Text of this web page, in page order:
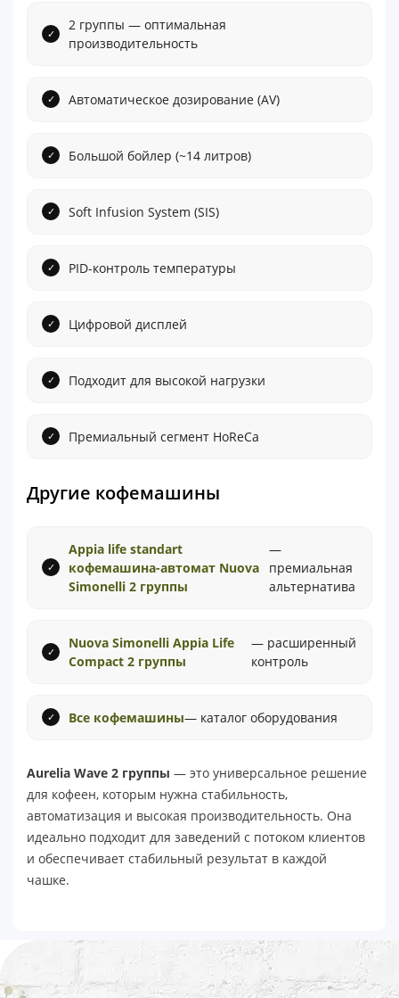
2 группы — оптимальная
производительность
Автоматическое дозирование (AV)
Большой бойлер (~14 литров)
Soft Infusion System (SIS)
PID-контроль температуры
Цифровой дисплей
Подходит для высокой нагрузки
Премиальный сегмент HoReCa
Другие кофемашины
Appia life standart
кофемашина-автомат Nuova
Simonelli 2 группы
—
премиальная
альтернатива
Nuova Simonelli Appia Life
Compact 2 группы
— расширенный
контроль
Все кофемашины— каталог оборудования
Aurelia Wave 2 группы — это универсальное решение
для кофеен, которым нужна стабильность,
автоматизация и высокая производительность. Она
идеально подходит для заведений с потоком клиентов
и обеспечивает стабильный результат в каждой
чашке.